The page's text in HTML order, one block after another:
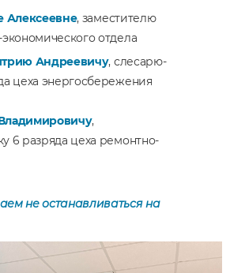
Алексеевне, заместителю
отдела
Андреевичу, слесарю-
цеха энергосбережения
,
6 разряда цеха ремонтно-
не останавливаться на